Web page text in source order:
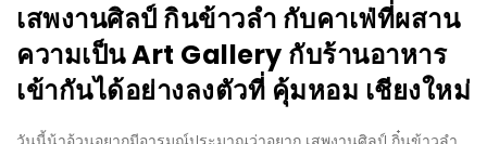
ลิ
เดย์
อินน์
เชียงใหม่
เสพงานศิลป์ กินข้าวลำ กับคาเฟ่ที่ผสาน
ความเป็น Art Gallery กับร้านอาหาร
เข้ากันได้อย่างลงตัวที่ คุ้มหอม เชียงใหม่